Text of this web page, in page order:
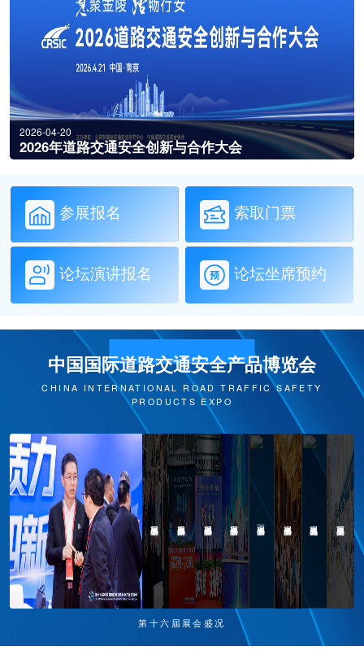
2026-04-22 11:00 - 17:00
2026-04-20
2026年道路交通安全创新与合作大会
参展报名 索取门票
论坛演讲报名 论坛坐席预约
中国国际道路交通安全产品博览会
CHINA INTERNATIONAL ROAD TRAFFIC SAFETY
PRODUCTS EXPO
第十六届展会盛况